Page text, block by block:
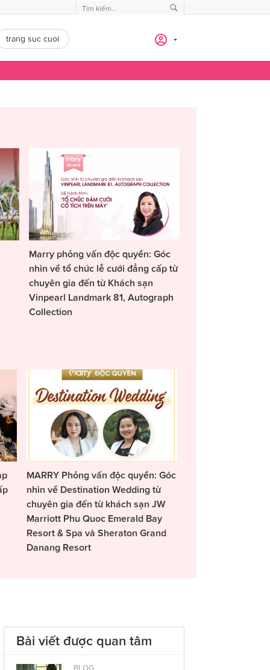
trang suc cuoi
Marry phỏng vấn độc quyền: Góc
nhìn về tổ chức lễ cưới đẳng cấp từ
chuyên gia đến từ Khách sạn
Vinpearl Landmark 81, Autograph
Collection
MARRY Phỏng vấn độc quyền: Góc
nhìn về Destination Wedding từ
chuyên gia đến từ khách sạn JW
Marriott Phu Quoc Emerald Bay
Resort & Spa và Sheraton Grand
Danang Resort
Bài viết được quan tâm
BLOG